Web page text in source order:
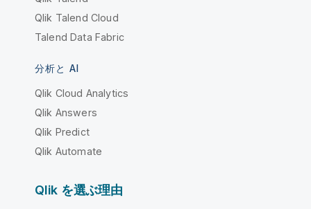
Qlik Talend Cloud
Talend Data Fabric
分析と AI
Qlik Cloud Analytics
Qlik Answers
Qlik Predict
Qlik Automate
Qlik を選ぶ理由